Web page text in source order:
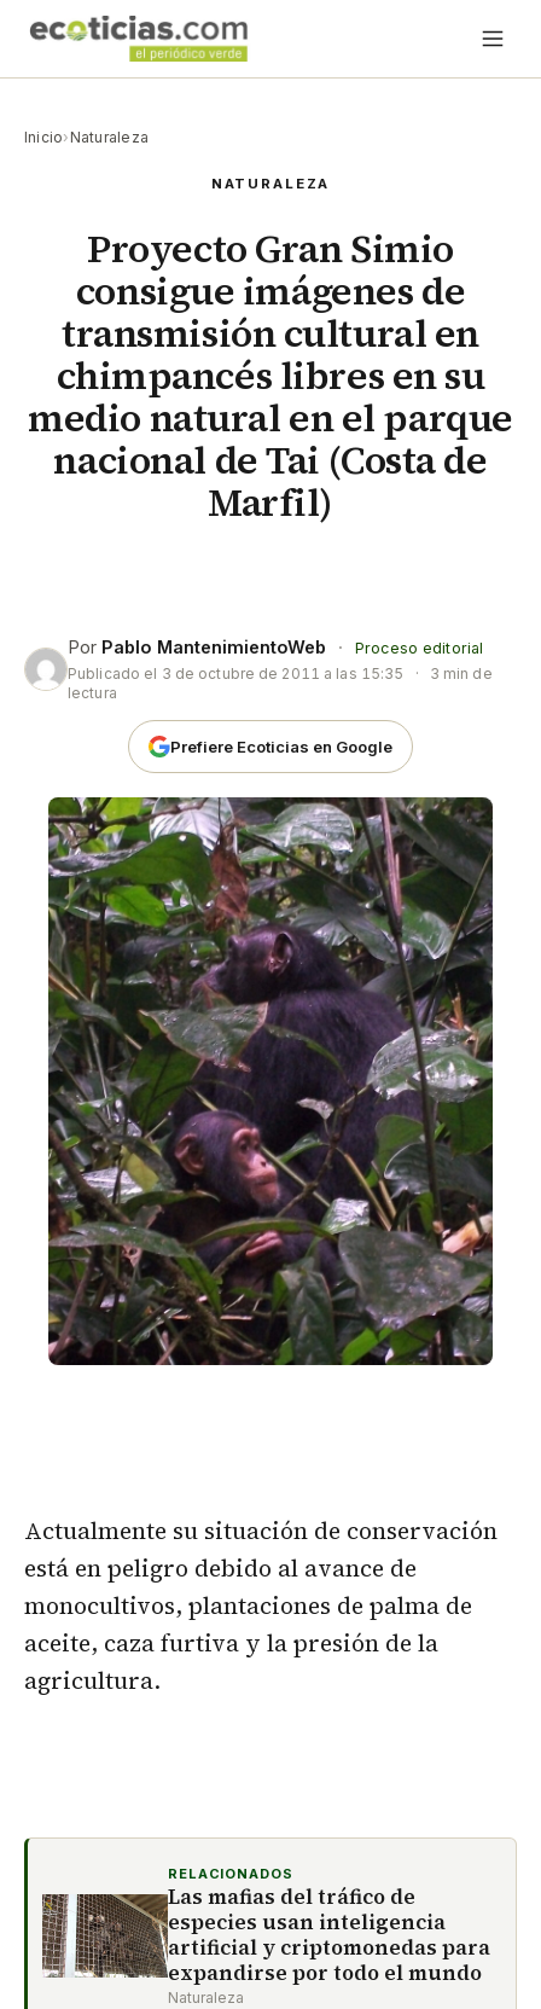
Inicio› Naturaleza
NATURALEZA
Proyecto Gran Simio
consigue imágenes de
transmisión cultural en
chimpancés libres en su
medio natural en el parque
nacional de Tai (Costa de
Marfil)
Por Pablo MantenimientoWeb ·
Proceso editorial
Publicado el 3 de octubre de 2011 a las 15:35 ·
3 min de
lectura
Prefiere Ecoticias en Google
Actualmente su situación de conservación
está en peligro debido al avance de
monocultivos, plantaciones de palma de
aceite, caza furtiva y la presión de la
agricultura.
RELACIONADOS
Las mafias del tráfico de
especies usan inteligencia
artificial y criptomonedas para
expandirse por todo el mundo
Naturaleza